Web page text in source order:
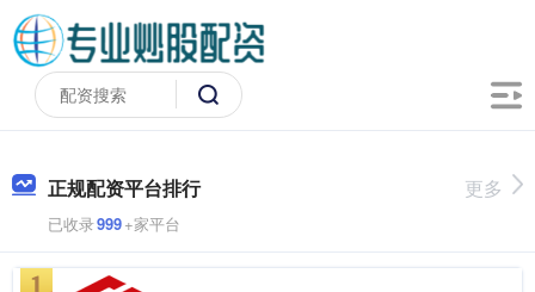
正规配资平台排行
已收录999+家平台
更多